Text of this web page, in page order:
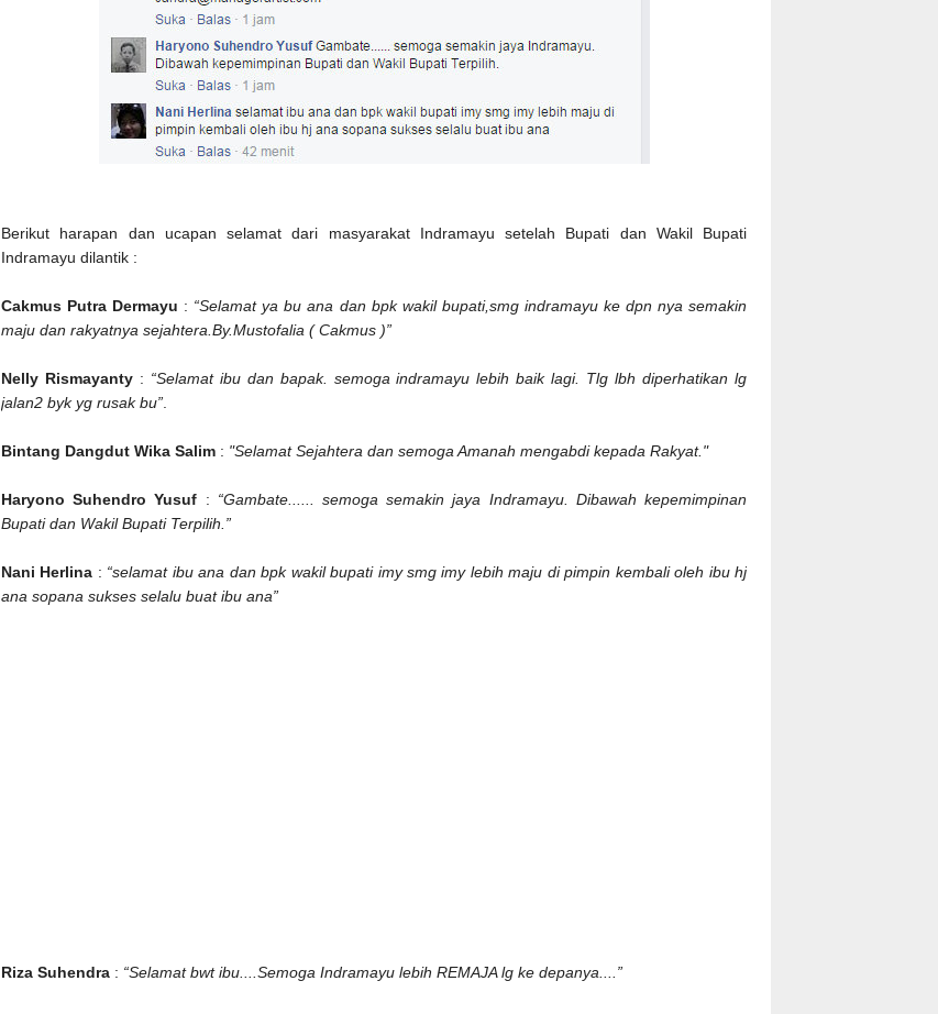
Berikut harapan dan ucapan selamat dari masyarakat Indramayu setelah Bupati dan Wakil Bupati
Indramayu dilantik :
Cakmus Putra Dermayu : “Selamat ya bu ana dan bpk wakil bupati,smg indramayu ke dpn nya semakin
maju dan rakyatnya sejahtera.By.Mustofalia ( Cakmus )”
Nelly Rismayanty: “Selamat ibu dan bapak. semoga indramayu lebih baik lagi. Tlg lbh diperhatikan lg
jalan2 byk yg rusak bu”
Bintang Dangdut Wika Salim : "Selamat Sejahtera dan semoga Amanah mengabdi kepada Rakyat."
Haryono Suhendro Yusuf : “Gambate...... semoga semakin jaya Indramayu. Dibawah kepemimpinan
Bupati dan Wakil Bupati Terpilih.”
Nani Herlina : “selamat ibu ana dan bpk wakil bupati imy smg imy lebih maju di pimpin kembali oleh ibu hj
ana sopana sukses selalu buat ibu ana”
Riza Suhendra : “Selamat bwt ibu....Semoga Indramayu lebih REMAJA lg ke depanya....”